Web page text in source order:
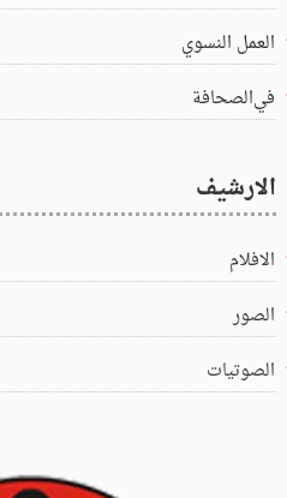
العمل النسوي
في‌الصحافة
الارشيف
الافلام
الصور
الصوتيات